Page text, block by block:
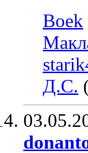
Boek
Д.С.